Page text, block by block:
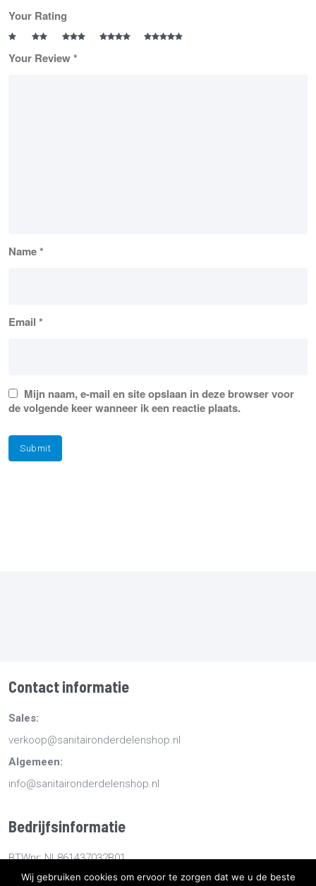
Your Rating
Your Review*
Name*
Email *
Mijn naam, e-mail en site opslaan in deze browser voor
de volgende keer wanneer ik een reactie plaats.
Contact informatie
Sales:
verkoop@sanitaironderdelenshop.nl
Algemeen:
info@sanitaironderdelenshop.nl
Bedrijfsinformatie
BTWnr: NL861437032B01
KvKnr: 78527112
Wij gebruiken cookies om ervoor te zorgen dat we u de beste